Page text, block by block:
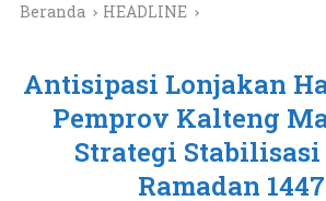
Beranda HEADLINE
Antisipasi Lonjakan
Pemprov Kalteng
Strategi
Ramadan